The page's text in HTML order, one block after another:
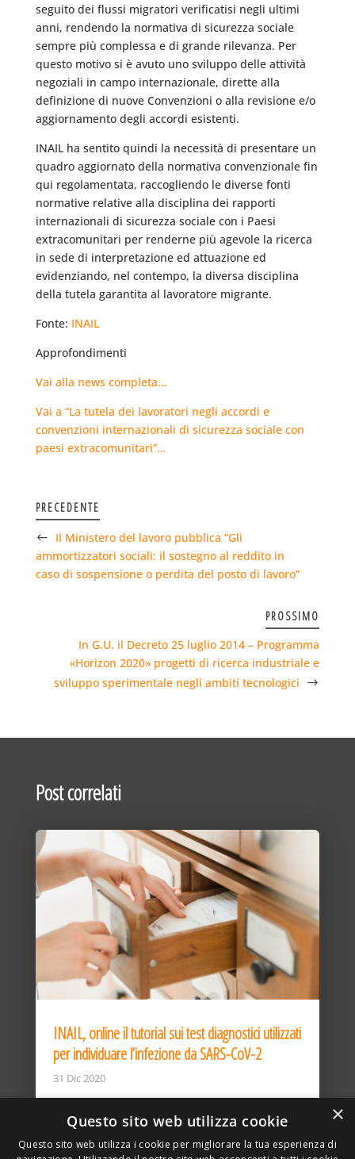
seguito dei flussi migratori verificatisi negli ultimi
anni, rendendo la normativa di sicurezza sociale
sempre più complessa e di grande rilevanza. Per
questo motivo si è avuto uno sviluppo delle attività
negoziali in campo internazionale, dirette alla
definizione di nuove Convenzioni o alla revisione e/o
aggiornamento degli accordi esistenti.
INAIL ha sentito quindi la necessità di presentare un
quadro aggiornato della normativa convenzionale fin
qui regolamentata, raccogliendo le diverse fonti
normative relative alla disciplina dei rapporti
internazionali di sicurezza sociale con i Paesi
extracomunitari per renderne più agevole la ricerca
in sede di interpretazione ed attuazione ed
evidenziando, nel contempo, la diversa disciplina
della tutela garantita al lavoratore migrante.
Fonte: INAIL
Approfondimenti
Vai alla news completa…
Vai a “La tutela dei lavoratori negli accordi e
convenzioni internazionali di sicurezza sociale con
paesi extracomunitari”…
PRECEDENTE
Il Ministero del lavoro pubblica “Gli
ammortizzatori sociali: il sostegno al reddito in
caso di sospensione o perdita del posto di lavoro”
PROSSIMO
In G.U. il Decreto 25 luglio 2014 – Programma
«Horizon 2020» progetti di ricerca industriale e
sviluppo sperimentale negli ambiti tecnologici
Post correlati
INAIL, online il tutorial sui test diagnostici utilizzati
per individuare l’infezione da SARS-CoV-2
31 Dic 2020
×
Questo sito web utilizza cookie
Questo sito web utilizza i cookie per migliorare la tua esperienza di